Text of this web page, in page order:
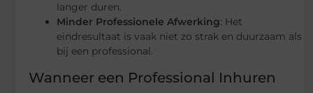
langer duren.
Minder Professionele Afwerking: Het
eindresultaat is vaak niet zo strak en duurzaam als
bij een professional.
Wanneer een Professional Inhuren